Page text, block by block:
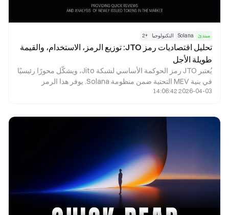
مبتدئ Solana التكنولوجيا +
2
تحليل اقتصاديات رمز JTO: توزيع الرمز، الاستخدام، والقيمة
طويلة الأجل
يُعتبر JTO رمز الحوكمة الأساسي لشبكة Jito، ويشكّل محورًا رئيسيًا
في بنية MEV التحتية ضمن منظومة Solana. يوفر هذا الرمز
إمكانيات حوكمة فعّالة، ويحقق مواءمة بين مصالح المُدقِّقين
2026-04-03 14:06:42